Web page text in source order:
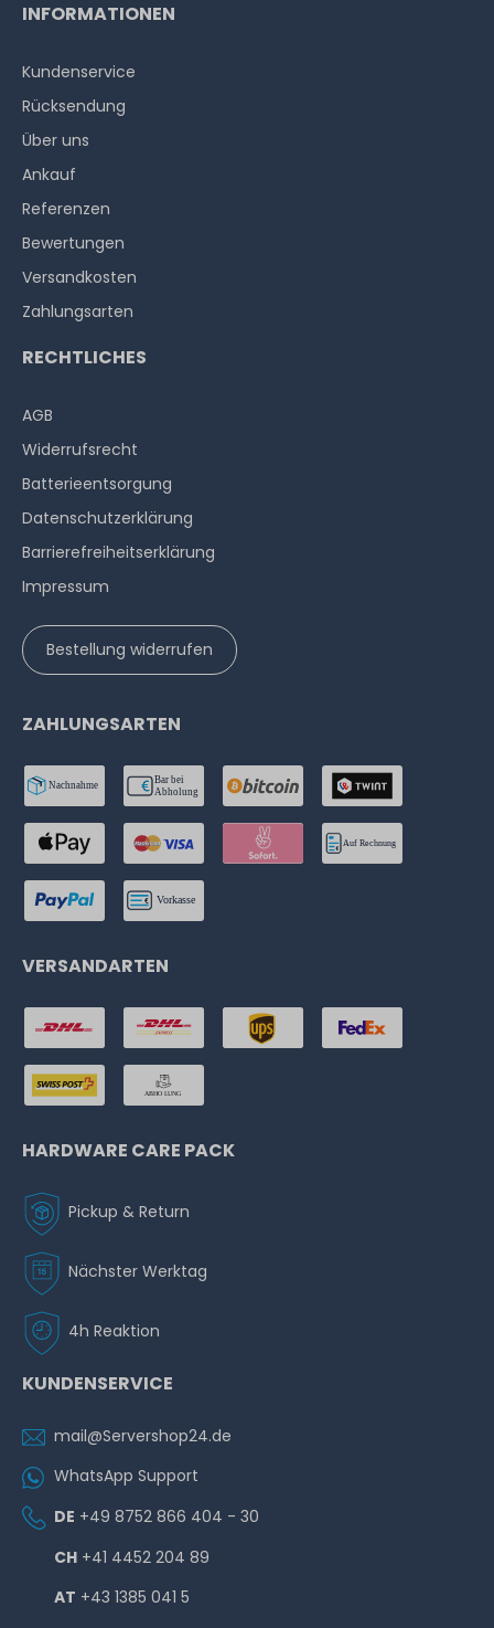
INFORMATIONEN
Kundenservice
Rücksendung
Über uns
Ankauf
Referenzen
Bewertungen
Versandkosten
Zahlungsarten
RECHTLICHES
AGB
Widerrufs­recht
Batterieentsorgung
Datenschutzerklärung
Barrierefreiheitserklärung
Impressum
Bestellung widerrufen
ZAHLUNGSARTEN
VERSANDARTEN
HARDWARE CARE PACK
Pickup & Return
Nächster Werktag
4h Reaktion
KUNDENSERVICE
mail@Servershop24.de
WhatsApp Support
DE +49 8752 866 404 - 30
CH +41 4452 204 89
AT +43 1385 041 5